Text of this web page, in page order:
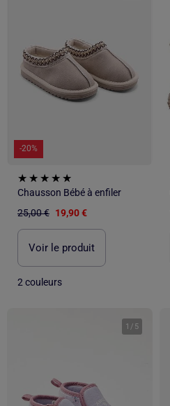
-20%
Chausson Bébé à enfiler
25,00 € 19,90 €
Voir le produit
2 couleurs
1 / 5